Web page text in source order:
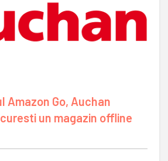
Amazon Go, Auchan
un magazin offline